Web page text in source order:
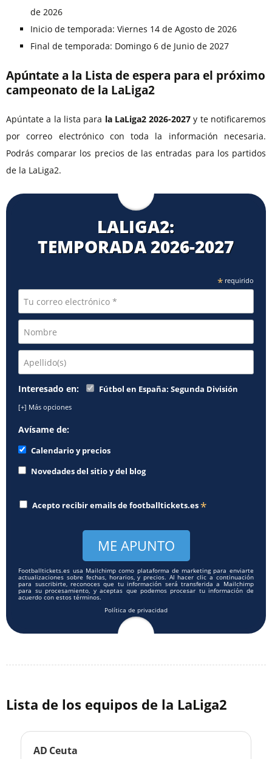
de 2026
Inicio de temporada: Viernes 14 de Agosto de 2026
Final de temporada: Domingo 6 de Junio de 2027
Apúntate a la Lista de espera para el próximo
campeonato de la LaLiga2
Apúntate a la lista para la LaLiga2 2026-2027 y te notificaremos
por correo electrónico con toda la información necesaria.
Podrás comparar los precios de las entradas para los partidos
de la LaLiga2.
LALIGA2:
TEMPORADA 2026⁠-2027
*requirido
Interesado en: Fútbol en España: Segunda División
[+] Más opciones
Avísame de:
Calendario y precios
Novedades del sitio y del blog
Acepto recibir emails defootballtickets.es *
Footballtickets.es usa Mailchimp como plataforma de marketing para enviarte
actualizaciones sobre fechas, horarios, y precios. Al hacer clic a continuación
para suscribirte, reconoces que tu información será transferida a Mailchimp
para su procesamiento, y aceptas que podemos procesar tu información de
acuerdo con estos términos.
Política de privacidad
Lista de los equipos de la LaLiga2
AD Ceuta